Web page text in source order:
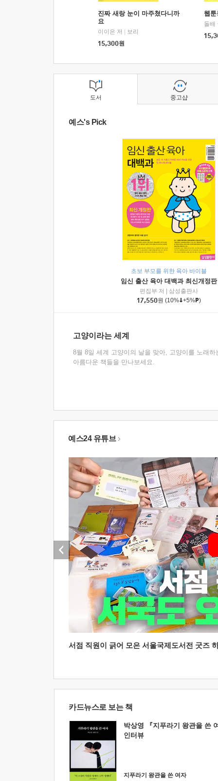
진짜 새랑 눈이 마주쳤다니까
요
이이은 저
보리
15,300원
웹
돌배
도서
예스's Pick
초보 부모를 위한 육아 바이블
임신 출산 육아 대백과 최신개정판
편집부 저
삼성출판사
17,550원 (10% +5% )
고양이라는 세계
8월 8일 세계 고양이의 날을 맞아, 고양이를 노래하
아름다운 책들을 만나보세요.
중고샵
예스24 유튜브
서점 직원이 긁어 모은 서울국제도서전 굿즈
카드뉴스로 보는 책
박상영 『지푸라기 왕관을 쓴
인터뷰
지푸라기 왕관을 쓴 여자